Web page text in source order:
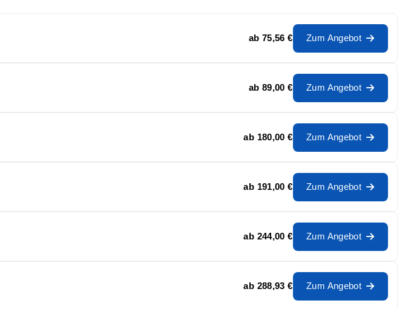
ab 75,56 € Zum Angebot
ab 89,00 € Zum Angebot
ab 180,00 € Zum Angebot
ab 191,00 € Zum Angebot
ab 244,00 € Zum Angebot
ab 288,93 € Zum Angebot